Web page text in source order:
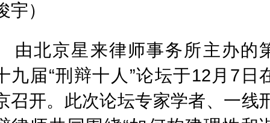
宇）
由北京星来律师事务所主办的
九届“刑辩十人”论坛于12月7日
召开。此次论坛专家学者、一线